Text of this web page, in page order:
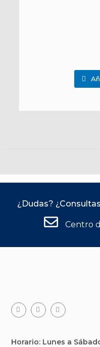
¿Dudas?
Centro
Horario: Lunes a